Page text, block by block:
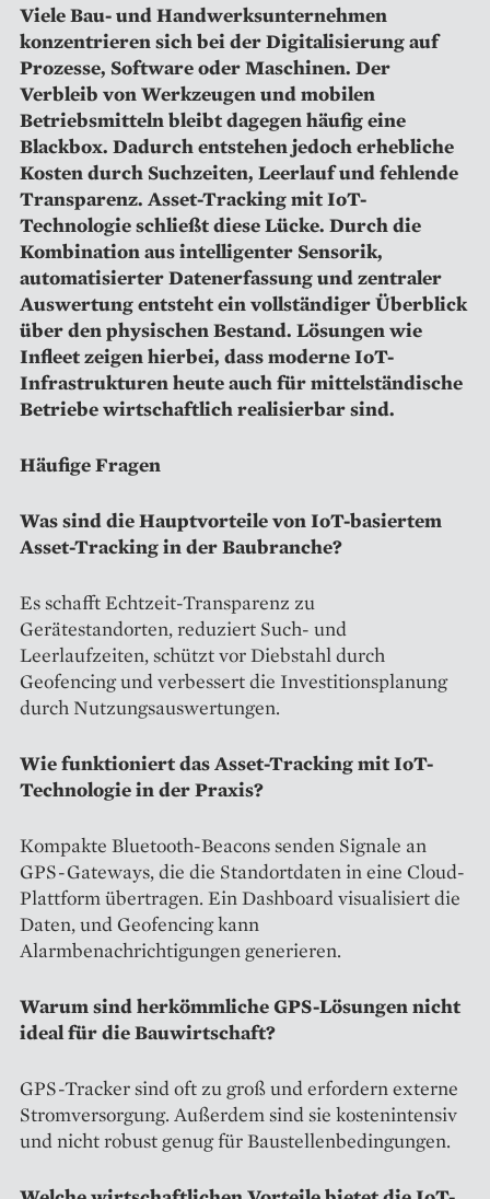
Viele Bau- und Handwerksunternehmen
konzentrieren sich bei der Digitalisierung auf
Prozesse, Software oder Maschinen. Der
Verbleib von Werkzeugen und mobilen
Betriebsmitteln bleibt dagegen häufig eine
Blackbox. Dadurch entstehen jedoch erhebliche
Kosten durch Suchzeiten, Leerlauf und fehlende
Transparenz. Asset-Tracking mit IoT-
Technologie schließt diese Lücke. Durch die
Kombination aus intelligenter Sensorik,
automatisierter Datenerfassung und zentraler
Auswertung entsteht ein vollständiger Überblick
über den physischen Bestand. Lösungen wie
Infleet zeigen hierbei, dass moderne IoT-
Infrastrukturen heute auch für mittelständische
Betriebe wirtschaftlich realisierbar sind.
Häufige Fragen
Was sind die Hauptvorteile von IoT-basiertem
Asset-Tracking in der Baubranche?
Es schafft Echtzeit-Transparenz zu
Gerätestandorten, reduziert Such- und
Leerlaufzeiten, schützt vor Diebstahl durch
Geofencing und verbessert die Investitionsplanung
durch Nutzungsauswertungen.
Wie funktioniert das Asset-Tracking mit IoT-
Technologie in der Praxis?
Kompakte Bluetooth-Beacons senden Signale an
GPS-Gateways, die die Standortdaten in eine Cloud-
Plattform übertragen. Ein Dashboard visualisiert die
Daten, und Geofencing kann
Alarmbenachrichtigungen generieren.
Warum sind herkömmliche GPS-Lösungen nicht
ideal für die Bauwirtschaft?
GPS-Tracker sind oft zu groß und erfordern externe
Stromversorgung. Außerdem sind sie kostenintensiv
und nicht robust genug für Baustellenbedingungen.